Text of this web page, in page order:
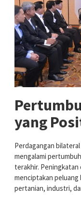
yang
Perdagangan
mengalami
terakhir. Peningkatan
menciptakan
pertanian, industri,